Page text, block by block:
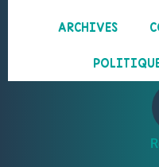
ARCHIVES